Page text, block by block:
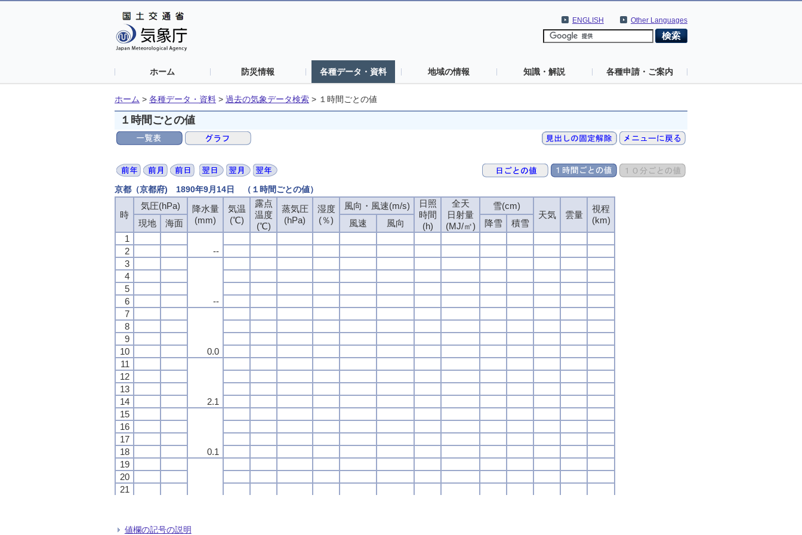
Other Languages
ENGLISH
ホーム 防災情報 各種データ・資料 地域の情報 知識・解説 各種申請・ご案内
ホーム > 各種データ・資料 > 過去の気象データ検索 > １時間ごとの値
１時間ごとの値
京都（京都府) 1890年9月14日 （１時間ごとの値）
時
気圧(hPa)
降水量
(mm)
気温
(℃)
露点
温度
(℃)
蒸気圧
(hPa)
湿度
(％)
風向・風速(m/s)
日照
時間
(h)
全天
日射量
(MJ/㎡)
雪(cm)
天気
雲量
視程
(km)
現地 海面 風速 風向 降雪
積雪
1
--
2
3
--
4
5
6
7
0.0
8
9
10
11
2.1
12
13
14
15
0.1
16
17
18
19
20
21
24
時
気圧(hPa)
降水量
(mm)
気温
(℃)
露点
温度
(℃)
蒸気圧
(hPa)
湿度
(％)
風向・風速(m/s)
日照
時間
(h)
全天
日射量
(MJ/㎡)
雪(cm)
天気
雲量
視程
(km)
現地 海面 風速 風向 降雪
積雪
1
--
2
3
--
4
5
6
7
0.0
8
9
10
11
2.1
12
13
14
15
0.1
16
17
18
19
20
21
24
時
気圧(hPa)
降水量
(mm)
気温
(℃)
露点
温度
(℃)
蒸気圧
(hPa)
湿度
(％)
風向・風速(m/s)
日照
時間
(h)
全天
日射量
(MJ/㎡)
雪(cm)
天気
雲量
視程
(km)
現地 海面 風速 風向 降雪
積雪
1
--
2
3
--
4
5
6
7
0.0
8
9
10
11
2.1
12
13
14
15
0.1
16
17
18
19
20
21
24
時
気圧(hPa)
降水量
(mm)
気温
(℃)
露点
温度
(℃)
蒸気圧
(hPa)
湿度
(％)
風向・風速(m/s)
日照
時間
(h)
全天
日射量
(MJ/㎡)
雪(cm)
天気
雲量
視程
(km)
現地 海面 風速 風向 降雪
積雪
1
--
2
3
--
4
5
6
7
0.0
8
9
10
11
2.1
12
13
14
15
0.1
16
17
18
19
20
21
24
値欄の記号の説明